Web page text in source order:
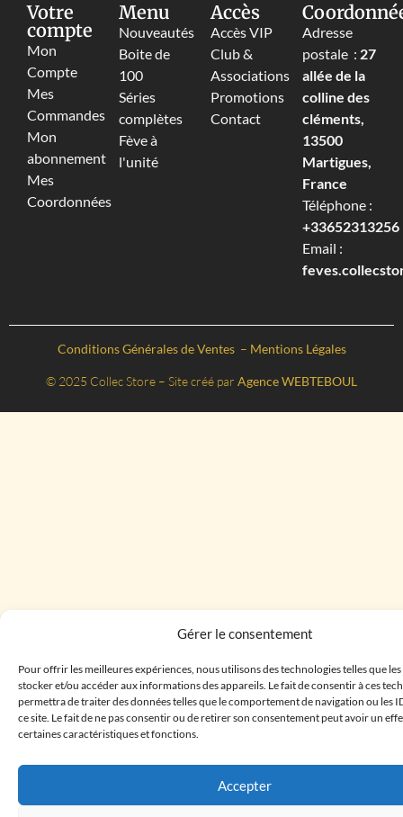
Gérer le consentement
Pour offrir les meilleures expériences, nous utilisons des technologies telles que
stocker et/ou accéder aux informations des appareils. Le fait de consentir à ces
permettra de traiter des données telles que le comportement de navigation ou les
ce site. Le fait de ne pas consentir ou de retirer son consentement peut avoir un
certaines caractéristiques et fonctions.
Accepter
Votre
compte
Mon
Compte
Mes
Commandes
Mon
abonnement
Mes
Coordonnées
Menu
Nouveautés
Boite de
100
Séries
complètes
Fève à
l'unité
Accès
Accès VIP
Club &
Associations
Promotions
Contact
Adresse
postale : 27
allée de la
colline des
cléments,
13500
Martigues,
France
Téléphone :
+33652313256‬
Email :
Conditions Générales de Ventes – Mentions Légales
© 2025 Collec Store – Site créé par Agence WEBTEBOUL